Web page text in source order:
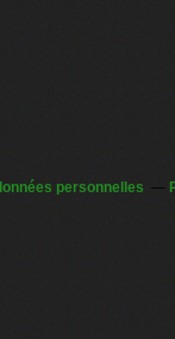
personnelles